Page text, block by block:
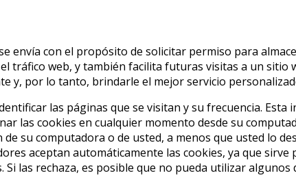
envía con el propósito de solicitar permiso para
tráfico web, y también facilita futuras visitas a un sitio
y, por lo tanto, brindarle el mejor servicio
las páginas que se visitan y su frecuencia.
las cookies en cualquier momento desde su
su computadora o de usted, a menos que usted lo
aceptan automáticamente las cookies, ya que
las rechaza, es posible que no pueda utilizar algunos